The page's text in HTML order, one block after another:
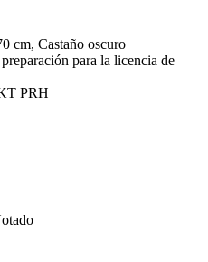
cm, Castaño oscuro
para la licencia de
PRH